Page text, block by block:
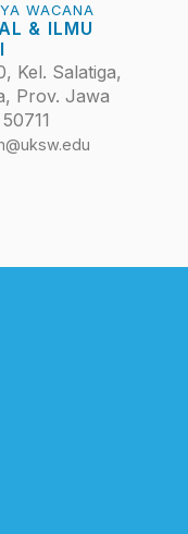
WACANA
& ILMU
Kel. Salatiga,
Prov. Jawa